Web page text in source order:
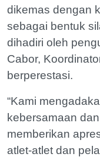
dikemas dengan
sebagai bentuk
dihadiri oleh
Cabor,
berperestasi.
“Kami
kebersamaan
memberikan
atlet-atlet dan